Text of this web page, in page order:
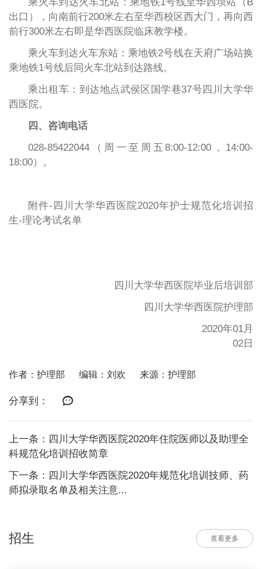
乘火车到达火车北站：乘地铁1号线至华西坝站（B
出口），向南前行200米左右至华西校区西大门，再向西
前行300米左右即是华西医院临床教学楼。
乘火车到达火车东站：乘地铁2号线在天府广场站换
乘地铁1号线后同火车北站到达路线。
乘出租车：到达地点武侯区国学巷37号四川大学华
西医院。
四、咨询电话
028-85422044（周一至周五8:00-12:00，14:00-
18:00）。
附件-四川大学华西医院2020年护士规范化培训招
生-理论考试名单
四川大学华西医院毕业后培训部
四川大学华西医院护理部
2020年01月
02日
作者：护理部 编辑：刘欢 来源：护理部
分享到：
上一条：四川大学华西医院2020年住院医师以及助理全
科规范化培训招收简章
下一条：四川大学华西医院2020年规范化培训技师、药
师拟录取名单及相关注意...
招生 查看更多